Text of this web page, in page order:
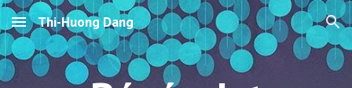
Skip to main content Skip to navigation
Thi-Huong Dang